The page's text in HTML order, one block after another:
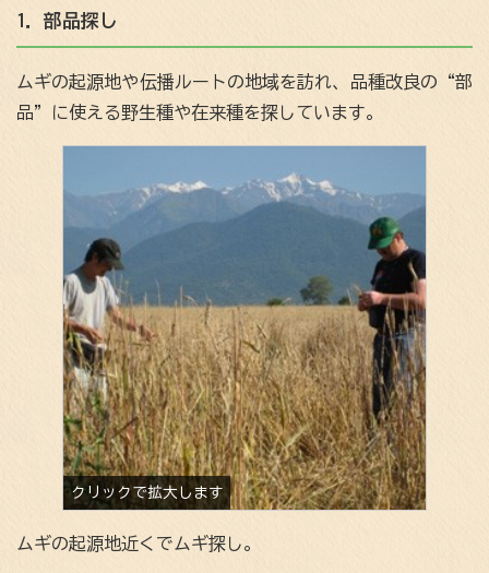
1．部品探し
ムギの起源地や伝播ルートの地域を訪れ、品種改良の“部
品”に使える野生種や在来種を探しています。
ムギの起源地近くでムギ探し。